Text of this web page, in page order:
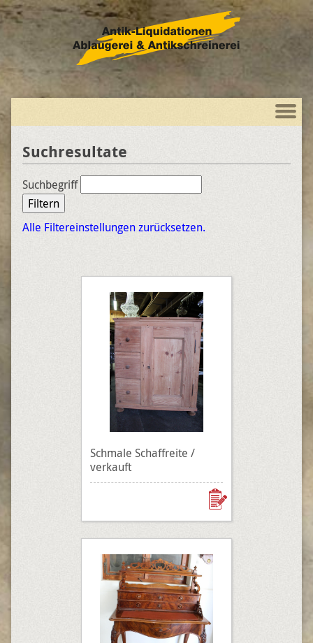
Suchresultate
Suchbegriff
Filtern
Alle Filtereinstellungen zurücksetzen.
Schmale Schaffreite /
verkauft